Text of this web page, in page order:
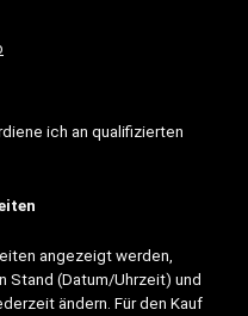
ich an qualifizierten
angezeigt werden,
Stand (Datum/Uhrzeit) und
ändern. Für den Kauf